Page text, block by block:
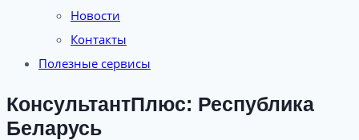
Новости
Контакты
Полезные сервисы
КонсультантПлюс: Республика
Беларусь